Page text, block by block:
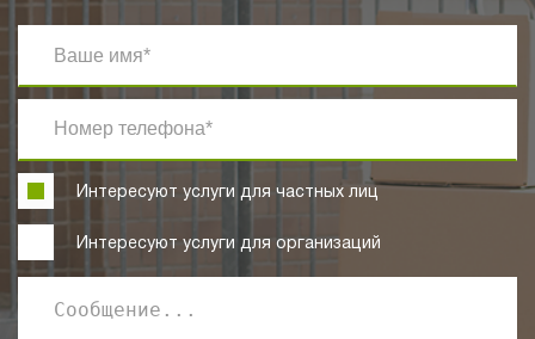
Интересуют услуги для частных лиц
Интересуют услуги для организаций